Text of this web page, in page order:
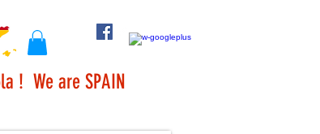
! We are SPAIN